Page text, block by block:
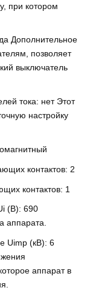
при котором
Дополнительное
позволяет
выключатель
тока: нет Этот
настройку
контактов: 2
контактов: 1
(В): 690
аппарата.
Uimp (кВ): 6
аппарат в